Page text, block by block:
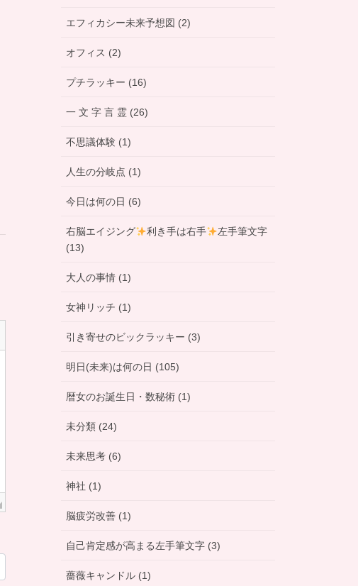
エフィカシー未来予想図 (2)
オフィス (2)
プチラッキー (16)
一 文 字 言 霊 (26)
不思議体験 (1)
人生の分岐点 (1)
今日は何の日 (6)
右脳エイジング 利き手は右手
左手筆文字
(13)
大人の事情 (1)
女神リッチ (1)
引き寄せのビックラッキー (3)
明日(未来)は何の日 (105)
暦女のお誕生日・数秘術 (1)
未分類 (24)
未来思考 (6)
神社 (1)
脳疲労改善 (1)
自己肯定感が高まる左手筆文字 (3)
薔薇キャンドル (1)